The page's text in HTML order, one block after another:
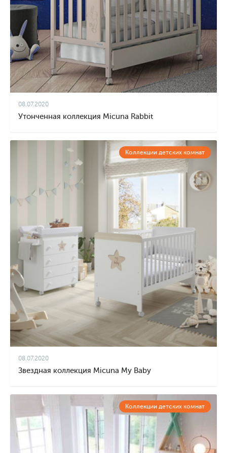
08.07.2020
Утонченная коллекция Micuna Rabbit
Коллекции детских комнат
08.07.2020
Звездная коллекция Micuna My Baby
Коллекции детских комнат